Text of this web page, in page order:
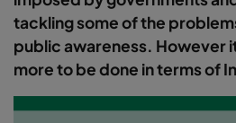
tackling some of the
public awareness. However
more to be done in terms of